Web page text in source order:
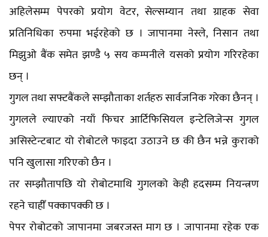
अहिलेसम्म पेपरको प्रयोग वेटर, सेल्सम्यान तथा ग्राहक सेवा
प्रतिनिधिका रुपमा भईरहेको छ । जापानमा नेस्ले, निसान तथा
मिझुओ बैंक समेत झण्डै ५ सय कम्पनीले यसको प्रयोग गरिरहेका
छन् ।
गुगल तथा सफ्टबैंकले सम्झौताका शर्तहरु सार्वजनिक गरेका छैनन् ।
गुगलले ल्याएको नयाँ फिचर आर्टिफिसियल इन्टेलिजेन्स गुगल
असिस्टेन्टबाट यो रोबोटले फाइदा उठाउने छ की छैन भन्ने कुराको
पनि खुलासा गरिएको छैन ।
तर सम्झौतापछि यो रोबोटमाथि गुगलको केही हदसम्म नियन्त्रण
रहने चाहीँ पक्कापक्की छ ।
पेपर रोबोटको जापानमा जबरजस्त माग छ । जापानमा रहेक एक